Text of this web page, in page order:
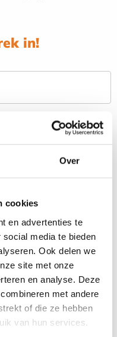
Over
cookies
en advertenties te
media te bieden
Ook delen we
site met onze
en analyse. Deze
met andere
of die ze hebben
van hun services.
in!